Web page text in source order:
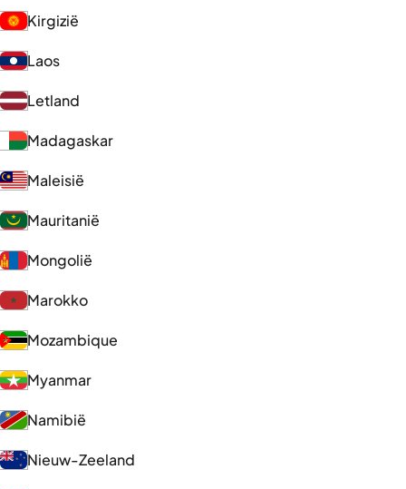
Kirgizië
Laos
Letland
Madagaskar
Maleisië
Mauritanië
Mongolië
Marokko
Mozambique
Myanmar
Namibië
Nieuw-Zeeland